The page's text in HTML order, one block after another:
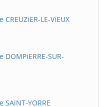
LE-ViEUX
SUR-
YORRE